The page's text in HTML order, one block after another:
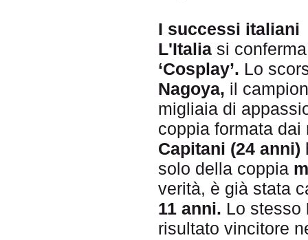
I successi italiani
L'Italia si
‘Cosplay’. Lo
Nagoya, il
migliaia di
coppia formata
Capitani (24 anni)
solo della coppia
verità, è già stata
11 anni. Lo stesso
risultato vincitore